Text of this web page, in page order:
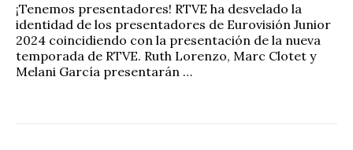
¡Tenemos presentadores! RTVE ha desvelado la
identidad de los presentadores de Eurovisión Junior
2024 coincidiendo con la presentación de la nueva
temporada de RTVE. Ruth Lorenzo, Marc Clotet y
Melani García presentarán …